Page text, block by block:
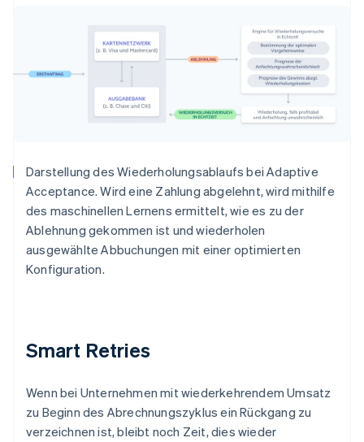
Darstellung des Wiederholungsablaufs bei Adaptive
Acceptance. Wird eine Zahlung abgelehnt, wird mithilfe
des maschinellen Lernens ermittelt, wie es zu der
Ablehnung gekommen ist und wiederholen
ausgewählte Abbuchungen mit einer optimierten
Konfiguration.
Smart Retries
Wenn bei Unternehmen mit wiederkehrendem Umsatz
zu Beginn des Abrechnungszyklus ein Rückgang zu
verzeichnen ist, bleibt noch Zeit, dies wieder